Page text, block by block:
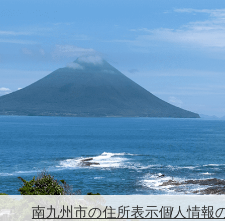
南九州市の住所表示個人情報